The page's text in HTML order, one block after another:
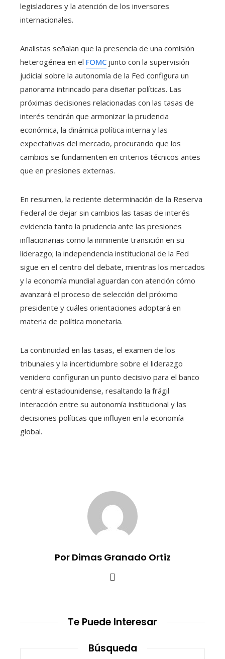
legisladores y la atención de los inversores
internacionales.
Analistas señalan que la presencia de una comisión
heterogénea en el FOMC junto con la supervisión
judicial sobre la autonomía de la Fed configura un
panorama intrincado para diseñar políticas. Las
próximas decisiones relacionadas con las tasas de
interés tendrán que armonizar la prudencia
económica, la dinámica política interna y las
expectativas del mercado, procurando que los
cambios se fundamenten en criterios técnicos antes
que en presiones externas.
En resumen, la reciente determinación de la Reserva
Federal de dejar sin cambios las tasas de interés
evidencia tanto la prudencia ante las presiones
inflacionarias como la inminente transición en su
liderazgo; la independencia institucional de la Fed
sigue en el centro del debate, mientras los mercados
y la economía mundial aguardan con atención cómo
avanzará el proceso de selección del próximo
presidente y cuáles orientaciones adoptará en
materia de política monetaria.
La continuidad en las tasas, el examen de los
tribunales y la incertidumbre sobre el liderazgo
venidero configuran un punto decisivo para el banco
central estadounidense, resaltando la frágil
interacción entre su autonomía institucional y las
decisiones políticas que influyen en la economía
global.
Por Dimas Granado Ortiz
Te Puede Interesar
Búsqueda